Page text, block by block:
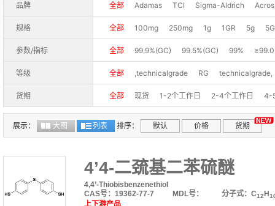
品牌 全部 Adamas TCI Sigma-Aldrich Acros
规格 全部 100mg 250mg 1g 1GR 5g
500G
500ml 2.5kg 2.5L 10kg 1LT
参数/指标 全部 99.9%(GC) 99.5%(GC) 99%
98.0%(T)
≥98.0% (GC) 98+% 98%+
97%+(GC-MS)
97%+,mixtures
95%+(GC-MS)
94% 94%(GC-MS)
70.0%(LC)
总酯含量95%+，三酯70% 97%
等级 全部 ,technicalgrade RG technicalgrade,
货期 全部 现货 1-2个工作日 2-4个工作日 4-
展示： 大图 列表 排序： 默认 价格 货期
4’4-二巯基二苯硫醚
4,4’-Thiobisbenzenethiol
CAS号：19362-77-7
MDL号： 分子式：C12 H